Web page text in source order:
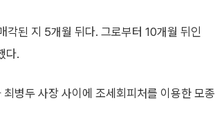
된 지 5개월 뒤다. 그로부터 10개월 뒤인
다.
병두 사장 사이에 조세회피처를 이용한 모종